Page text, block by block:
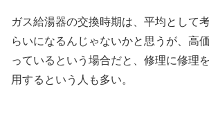
ガス給湯器の交換時期は、平均として
らいになるんじゃないかと思うが、高
っているという場合だと、修理に修理
用するという人も多い。